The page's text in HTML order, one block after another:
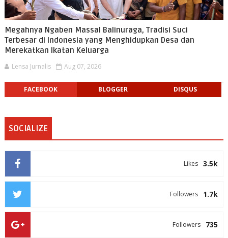
Megahnya Ngaben Massal Balinuraga, Tradisi Suci
Terbesar di Indonesia yang Menghidupkan Desa dan
Merekatkan Ikatan Keluarga
Lensa Jurnalis Aug 07, 2026
FACEBOOK BLOGGER DISQUS
SOCIALIZE
3.5k
Likes
1.7k
Followers
735
Followers